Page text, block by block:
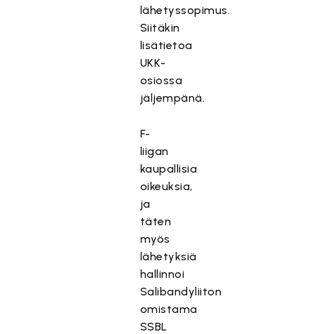
lähetyssopimus.
Siitäkin
lisätietoa
UKK-
osiossa
jäljempänä.
F-
liigan
kaupallisia
oikeuksia,
ja
täten
myös
lähetyksiä
hallinnoi
Salibandyliiton
omistama
SSBL